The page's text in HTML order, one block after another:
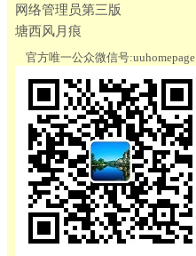
网络管理员第三版
塘西风月痕
官方唯一公众微信号:uuhomepage